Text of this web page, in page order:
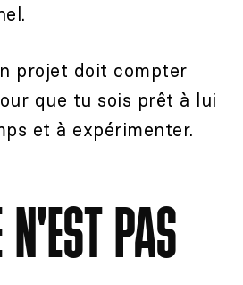
projet doit compter
que tu sois prêt à lui
et à expérimenter.
PAS